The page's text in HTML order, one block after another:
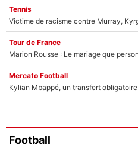
Tennis
Tour de France
Marion Rousse : Le mariage que
Mercato Football
Kylian Mbappé, un transfert
Football